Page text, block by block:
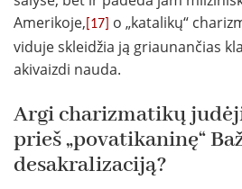
Amerikoje, [17]
o „katalikų“
viduje skleidžia ją griaunančias
akivaizdi nauda.
Argi charizmatikų
prieš „povatikaninę“
desakralizaciją?